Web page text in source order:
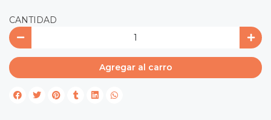
CANTIDAD
Agregar al carro